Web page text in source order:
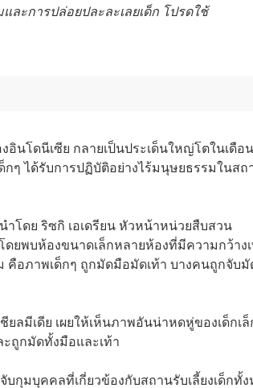
ละการปล่อยปละละเลยเด็ก โปรดใช้
อินโดนีเซีย กลายเป็นประเด็นใหญ่โตในเดือน
ๆ ได้รับการปฏิบัติอย่างไร้มนุษยธรรมในส
โดย ริซกิ เอเดรียน หัวหน้าหน่วยสืบสวน
ยพบห้องขนาดเล็กหลายห้องที่มีความกว้าง
อภาพเด็กๆ ถูกมัดมือมัดเท้า บางคนถูกจับ
มีเดีย เผยให้เห็นภาพอันน่าหดหู่ของเด็กเ
ะถูกมัดทั้งมือและเท้า
บกุมบุคคลที่เกี่ยวข้องกับสถานรับเลี้ยงเด็กทั้